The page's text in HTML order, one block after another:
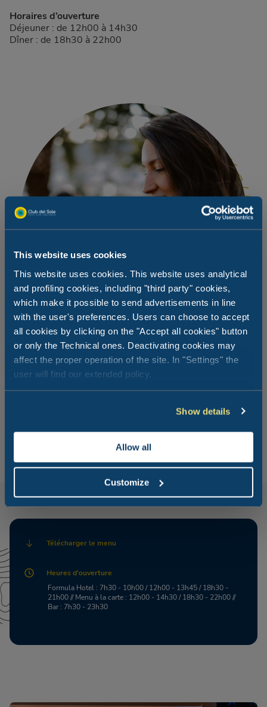
This website uses cookies
This website uses cookies. This website uses analytical
and profiling cookies, including "third party" cookies,
which make it possible to send advertisements in line
with the user's preferences. Users can choose to accept
all cookies by clicking on the "Accept all cookies" button
or only the Technical ones. Deactivating cookies may
affect the proper operation of the site. In "Settings" the
user will find our extended policy.
Show details
Allow all
Customize
Horaires d’ouverture
Déjeuner : de 12h00 à 14h30
Dîner : de 18h30 à 22h00
Asseyez-vous etcommandez
ce que
vous voulez!
le déjeuner ou le dîner directement dans votre logement.
Télécharger le menu
Heures d'ouverture
Formula Hotel : 7h30 - 10h00 / 12h00 - 13h45 / 18h30 -
21h00 // Menu à la carte : 12h00 - 14h30 / 18h30 - 22h00 //
Bar : 7h30 - 23h30